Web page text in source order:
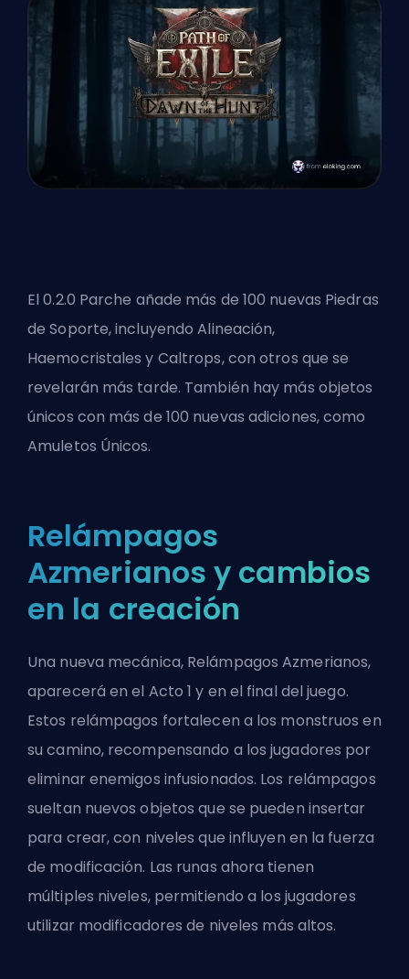
El 0.2.0 Parche añade más de 100 nuevas Piedras
de Soporte, incluyendo Alineación,
Haemocristales y Caltrops, con otros que se
revelarán más tarde. También hay más objetos
únicos con más de 100 nuevas adiciones, como
Amuletos Únicos.
Relámpagos
Azmerianos y cambios
en la creación
Una nueva mecánica, Relámpagos Azmerianos,
aparecerá en el Acto 1 y en el final del juego.
Estos relámpagos fortalecen a los monstruos en
su camino, recompensando a los jugadores por
eliminar enemigos infusionados. Los relámpagos
sueltan nuevos objetos que se pueden insertar
para crear, con niveles que influyen en la fuerza
de modificación. Las runas ahora tienen
múltiples niveles, permitiendo a los jugadores
utilizar modificadores de niveles más altos.